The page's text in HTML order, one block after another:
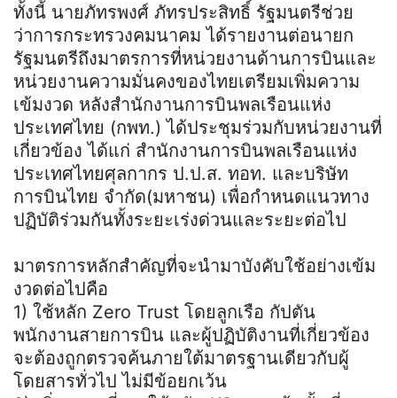
ทั้งนี้ นายภัทรพงศ์ ภัทรประสิทธิ์ รัฐมนตรีช่วย
ว่าการกระทรวงคมนาคม ได้รายงานต่อนายก
รัฐมนตรีถึงมาตรการที่หน่วยงานด้านการบินและ
หน่วยงานความมั่นคงของไทยเตรียมเพิ่มความ
เข้มงวด หลังสำนักงานการบินพลเรือนแห่ง
ประเทศไทย (กพท.) ได้ประชุมร่วมกับหน่วยงานที่
เกี่ยวข้อง ได้แก่ สำนักงานการบินพลเรือนแห่ง
ประเทศไทยศุลกากร ป.ป.ส. ทอท. และบริษัท
การบินไทย จำกัด(มหาชน) เพื่อกำหนดแนวทาง
ปฏิบัติร่วมกันทั้งระยะเร่งด่วนและระยะต่อไป
มาตรการหลักสำคัญที่จะนำมาบังคับใช้อย่างเข้ม
งวดต่อไปคือ
1) ใช้หลัก Zero Trust โดยลูกเรือ กัปตัน
พนักงานสายการบิน และผู้ปฏิบัติงานที่เกี่ยวข้อง
จะต้องถูกตรวจค้นภายใต้มาตรฐานเดียวกับผู้
โดยสารทั่วไป ไม่มีข้อยกเว้น